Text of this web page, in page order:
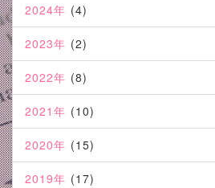
2024年 (4)
2023年 (2)
2022年 (8)
2021年 (10)
2020年 (15)
2019年 (17)